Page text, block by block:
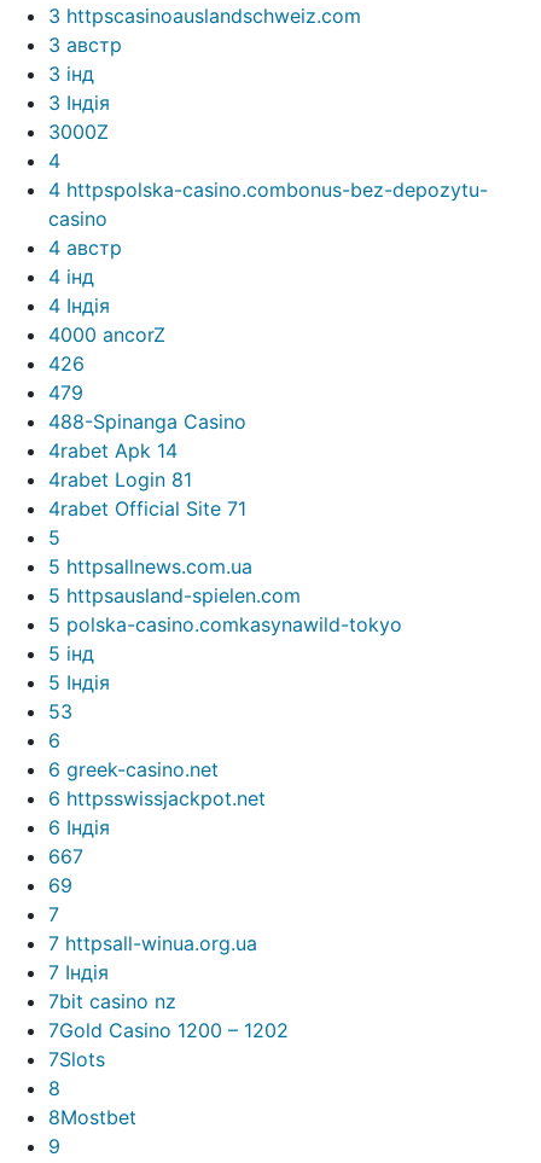
3 httpscasinoauslandschweiz.com
3 австр
3 інд
3 Індія
3000Z
4
4 httpspolska-casino.combonus-bez-depozytu-
casino
4 австр
4 інд
4 Індія
4000 ancorZ
426
479
488-Spinanga Casino
4rabet Apk 14
4rabet Login 81
4rabet Official Site 71
5
5 httpsallnews.com.ua
5 httpsausland-spielen.com
5 polska-casino.comkasynawild-tokyo
5 інд
5 Індія
53
6
6 greek-casino.net
6 httpsswissjackpot.net
6 Індія
667
69
7
7 httpsall-winua.org.ua
7 Індія
7bit casino nz
7Gold Casino 1200 – 1202
7Slots
8
8Mostbet
9